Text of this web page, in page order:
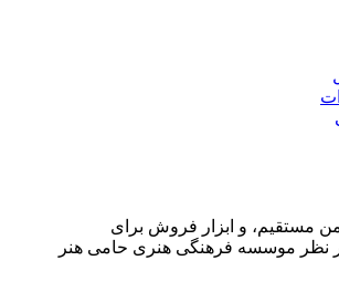
مستقیم، و ابزار فروش برای
نظر موسسه فرهنگی هنری حامی هنر